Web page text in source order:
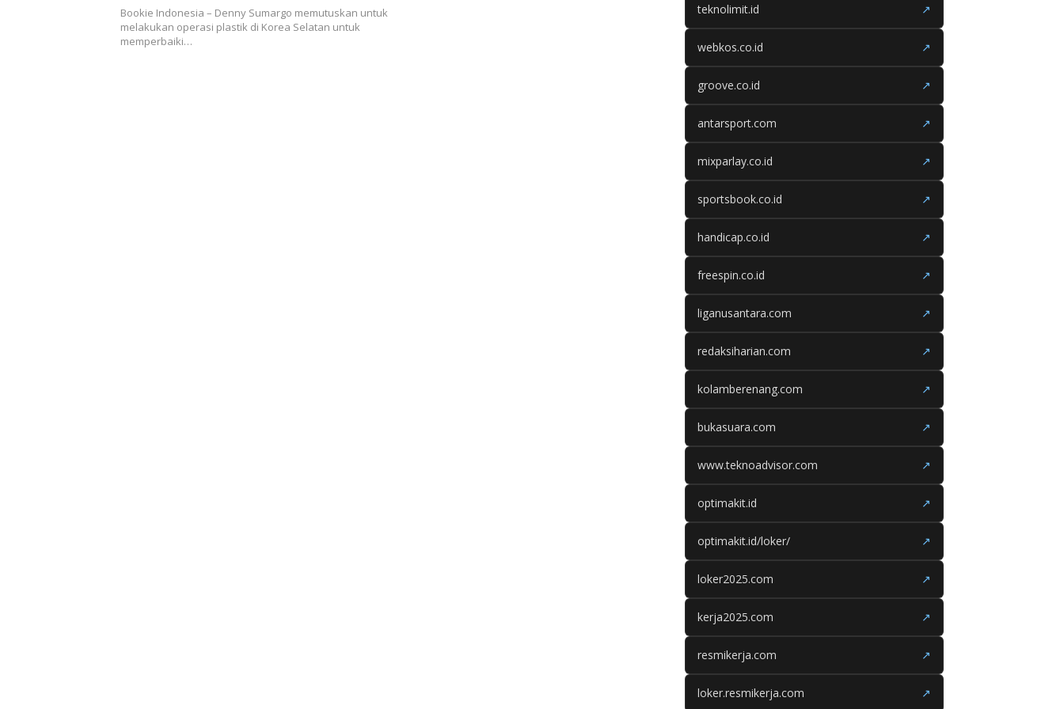
Bookie Indonesia – Denny Sumargo memutuskan untuk
melakukan operasi plastik di Korea Selatan untuk
memperbaiki…
teknolimit.id ↗
webkos.co.id ↗
groove.co.id ↗
antarsport.com ↗
mixparlay.co.id ↗
sportsbook.co.id ↗
handicap.co.id ↗
freespin.co.id ↗
liganusantara.com ↗
redaksiharian.com ↗
kolamberenang.com ↗
bukasuara.com ↗
www.teknoadvisor.com ↗
optimakit.id ↗
optimakit.id/loker/ ↗
loker2025.com ↗
kerja2025.com ↗
resmikerja.com ↗
loker.resmikerja.com ↗